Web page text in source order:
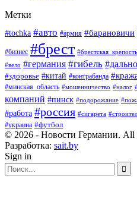
Метки
#tochka #авто #армия #барановичи
#бизнес #брест #брестская_крепость
#вело #германия #гибель
#здоровье #китай #контрабанда
#минская_область #мошенничество #налог
компаний #пинск #подорожание
#работа #россия #сигарета
#украина #футбол
© 2026 - Новости Германии. All
Разработка: sait.by
Sign in